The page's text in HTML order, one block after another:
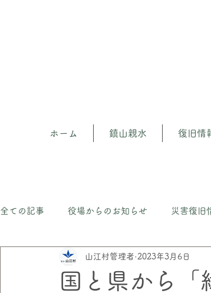
ホーム 鎮山親水 復旧情
全ての記事 役場からのお知らせ 災害復旧
山江の森（守）人材育成プロジェクト
国と県から「
山江村管理者 2023年3月6日